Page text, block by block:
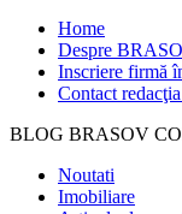
Home
Despre
Inscriere firmă
Contact
BLOG BRASOV
Noutati
Imobiliare